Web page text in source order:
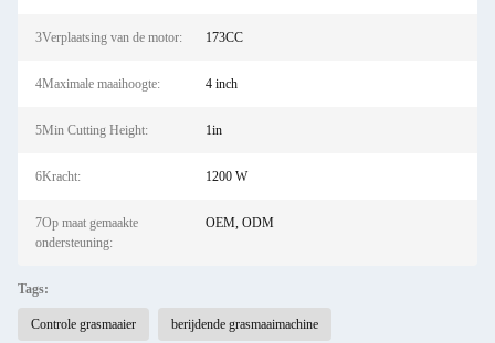
3Verplaatsing van de motor: 173CC
4Maximale maaihoogte: 4 inch
5Min Cutting Height: 1in
6Kracht: 1200 W
7Op maat gemaakte
ondersteuning:
OEM, ODM
Tags:
Controle grasmaaier berijdende grasmaaimachine